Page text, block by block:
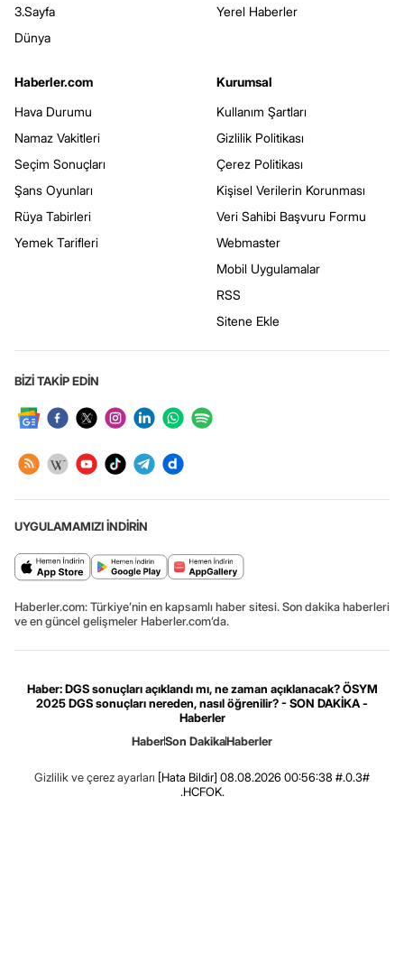
3.Sayfa
Dünya
Yerel Haberler
Haberler.com
Hava Durumu
Namaz Vakitleri
Seçim Sonuçları
Şans Oyunları
Rüya Tabirleri
Yemek Tarifleri
Kurumsal
Kullanım Şartları
Gizlilik Politikası
Çerez Politikası
Kişisel Verilerin Korunması
Veri Sahibi Başvuru Formu
Webmaster
Mobil Uygulamalar
RSS
Sitene Ekle
BİZİ TAKİP EDİN
UYGULAMAMIZI İNDİRİN
Haberler.com: Türkiye’nin en kapsamlı haber sitesi. Son dakika haberleri
ve en güncel gelişmeler Haberler.com’da.
Haber: DGS sonuçları açıklandı mı, ne zaman açıklanacak? ÖSYM
2025 DGS sonuçları nereden, nasıl öğrenilir? - SON DAKİKA -
Haberler
HaberSon DakikaHaberler
Gizlilik ve çerez ayarları [Hata Bildir] 08.08.2026 00:56:38 #.0.3#
.HCFOK.